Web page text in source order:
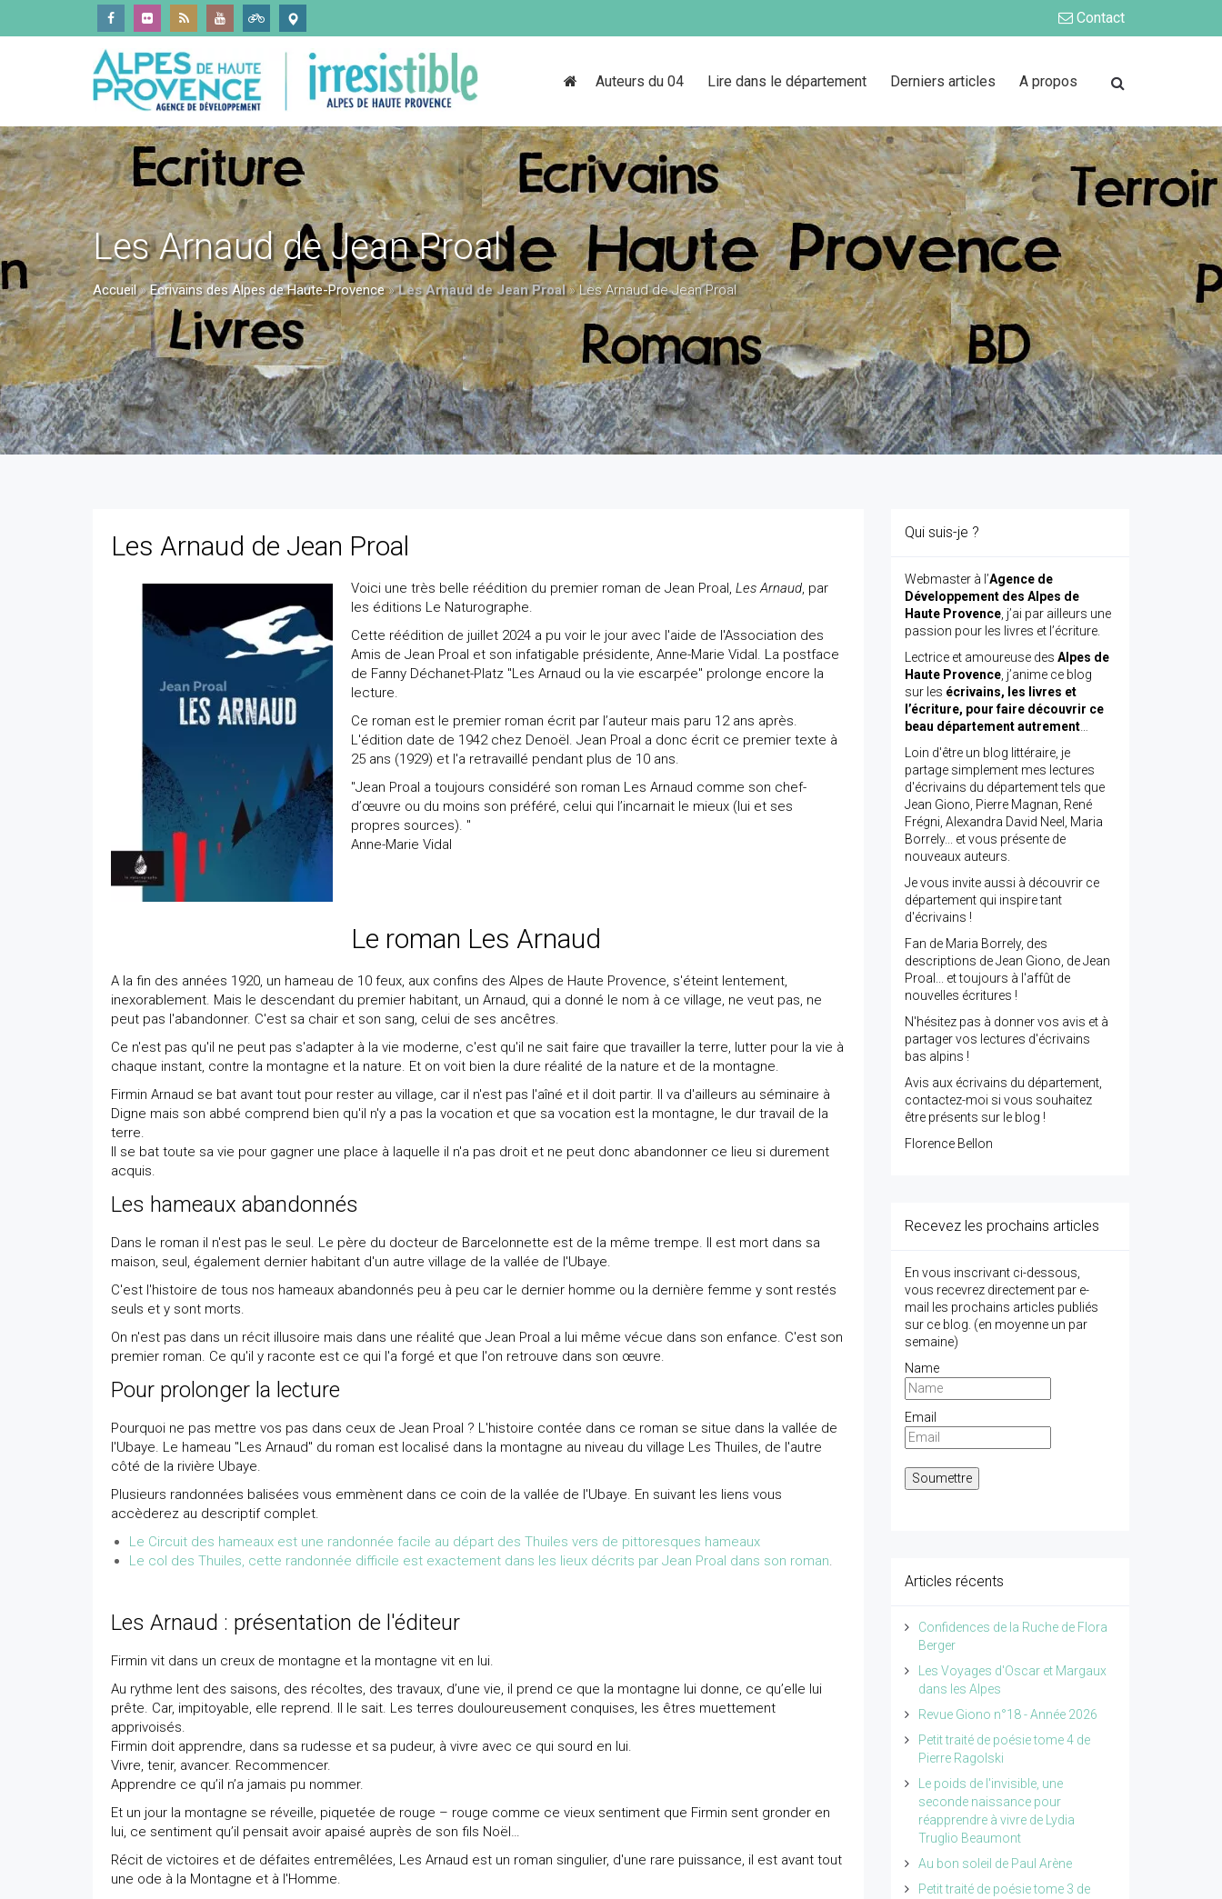
Contact
Auteurs du 04 Lire dans le département Derniers articles A propos
Les Arnaud de Jean Proal
Accueil»Ecrivains des Alpes de Haute-Provence»Les Arnaud de Jean Proal»Les Arnaud de Jean Proal
Les Arnaud de Jean Proal
Voici une très belle réédition du premier roman de Jean Proal, Les Arnaud, par
les éditions Le Naturographe.
Cette réédition de juillet 2024 a pu voir le jour avec l'aide de l'Association des
Amis de Jean Proal et son infatigable présidente, Anne-Marie Vidal. La postface
de Fanny Déchanet-Platz "Les Arnaud ou la vie escarpée" prolonge encore la
lecture.
Ce roman est le premier roman écrit par l’auteur mais paru 12 ans après.
L'édition date de 1942 chez Denoël. Jean Proal a donc écrit ce premier texte à
25 ans (1929) et l'a retravaillé pendant plus de 10 ans.
"Jean Proal a toujours considéré son roman Les Arnaud comme son chef-
d’œuvre ou du moins son préféré, celui qui l’incarnait le mieux (lui et ses
propres sources). "
Anne-Marie Vidal
Le roman Les Arnaud
A la fin des années 1920, un hameau de 10 feux, aux confins des Alpes de Haute Provence, s'éteint lentement,
inexorablement. Mais le descendant du premier habitant, un Arnaud, qui a donné le nom à ce village, ne veut pas, ne
peut pas l'abandonner. C'est sa chair et son sang, celui de ses ancêtres.
Ce n'est pas qu'il ne peut pas s'adapter à la vie moderne, c'est qu'il ne sait faire que travailler la terre, lutter pour la vie à
chaque instant, contre la montagne et la nature. Et on voit bien la dure réalité de la nature et de la montagne.
Firmin Arnaud se bat avant tout pour rester au village, car il n'est pas l'aîné et il doit partir. Il va d'ailleurs au séminaire à
Digne mais son abbé comprend bien qu'il n'y a pas la vocation et que sa vocation est la montagne, le dur travail de la
terre.
Il se bat toute sa vie pour gagner une place à laquelle il n'a pas droit et ne peut donc abandonner ce lieu si durement
acquis.
Les hameaux abandonnés
Dans le roman il n'est pas le seul. Le père du docteur de Barcelonnette est de la même trempe. Il est mort dans sa
maison, seul, également dernier habitant d'un autre village de la vallée de l'Ubaye.
C'est l'histoire de tous nos hameaux abandonnés peu à peu car le dernier homme ou la dernière femme y sont restés
seuls et y sont morts.
On n'est pas dans un récit illusoire mais dans une réalité que Jean Proal a lui même vécue dans son enfance. C'est son
premier roman. Ce qu'il y raconte est ce qui l'a forgé et que l'on retrouve dans son œuvre.
Pour prolonger la lecture
Pourquoi ne pas mettre vos pas dans ceux de Jean Proal ? L'histoire contée dans ce roman se situe dans la vallée de
l'Ubaye. Le hameau "Les Arnaud" du roman est localisé dans la montagne au niveau du village Les Thuiles, de l'autre
côté de la rivière Ubaye.
Plusieurs randonnées balisées vous emmènent dans ce coin de la vallée de l'Ubaye. En suivant les liens vous
accèderez au descriptif complet.
Le Circuit des hameaux est une randonnée facile au départ des Thuiles vers de pittoresques hameaux
Le col des Thuiles, cette randonnée difficile est exactement dans les lieux décrits par Jean Proal dans son roman.
Les Arnaud : présentation de l'éditeur
Firmin vit dans un creux de montagne et la montagne vit en lui.
Au rythme lent des saisons, des récoltes, des travaux, d’une vie, il prend ce que la montagne lui donne, ce qu’elle lui
prête. Car, impitoyable, elle reprend. Il le sait. Les terres douloureusement conquises, les êtres muettement
apprivoisés.
Firmin doit apprendre, dans sa rudesse et sa pudeur, à vivre avec ce qui sourd en lui.
Vivre, tenir, avancer. Recommencer.
Apprendre ce qu’il n’a jamais pu nommer.
Et un jour la montagne se réveille, piquetée de rouge – rouge comme ce vieux sentiment que Firmin sent gronder en
lui, ce sentiment qu’il pensait avoir apaisé auprès de son fils Noël…
Récit de victoires et de défaites entremêlées, Les Arnaud est un roman singulier, d'une rare puissance, il est avant tout
une ode à la Montagne et à l'Homme.
Qui suis-je ?
Webmaster à l’Agence de
Développement des Alpes de
Haute Provence, j’ai par ailleurs une
passion pour les livres et l’écriture.
Lectrice et amoureuse des Alpes de
Haute Provence, j’anime ce blog
sur les écrivains, les livres et
l’écriture, pour faire découvrir ce
beau département autrement…
Loin d'être un blog littéraire, je
partage simplement mes lectures
d'écrivains du département tels que
Jean Giono, Pierre Magnan, René
Frégni, Alexandra David Neel, Maria
Borrely... et vous présente de
nouveaux auteurs.
Je vous invite aussi à découvrir ce
département qui inspire tant
d'écrivains !
Fan de Maria Borrely, des
descriptions de Jean Giono, de Jean
Proal... et toujours à l'affût de
nouvelles écritures !
N'hésitez pas à donner vos avis et à
partager vos lectures d'écrivains
bas alpins !
Avis aux écrivains du département,
contactez-moi si vous souhaitez
être présents sur le blog !
Florence Bellon
Recevez les prochains articles
En vous inscrivant ci-dessous,
vous recevrez directement par e-
mail les prochains articles publiés
sur ce blog. (en moyenne un par
semaine)
Name
Email
Articles récents
Confidences de la Ruche de Flora
Berger
Les Voyages d'Oscar et Margaux
dans les Alpes
Revue Giono n°18 - Année 2026
Petit traité de poésie tome 4 de
Pierre Ragolski
Le poids de l'invisible, une
seconde naissance pour
réapprendre à vivre de Lydia
Truglio Beaumont
Au bon soleil de Paul Arène
Petit traité de poésie tome 3 de